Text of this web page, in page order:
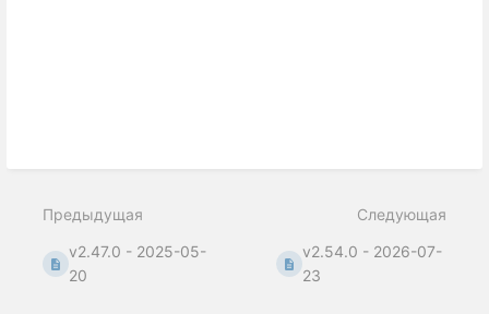
Предыдущая
v2.47.0 - 2025-05-
20
Следующая
v2.54.0 - 2026-07-
23